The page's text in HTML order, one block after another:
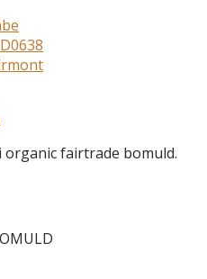
fairtrade bomuld.